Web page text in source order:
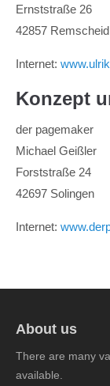
Ernststraße 26
42857 Remscheid
Internet:
Konzept
der pagemaker
Michael Geißler
Forststraße 24
42697 Solingen
Internet:
About us
There are many
available.